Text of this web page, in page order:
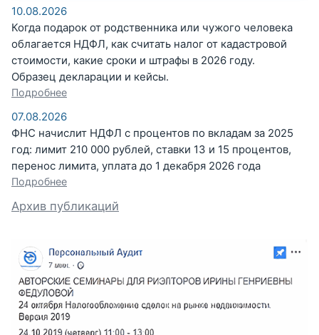
10.08.2026
Когда подарок от родственника или чужого человека
облагается НДФЛ, как считать налог от кадастровой
стоимости, какие сроки и штрафы в 2026 году.
Образец декларации и кейсы.
Подробнее
07.08.2026
ФНС начислит НДФЛ с процентов по вкладам за 2025
год: лимит 210 000 рублей, ставки 13 и 15 процентов,
перенос лимита, уплата до 1 декабря 2026 года
Подробнее
Архив публикаций